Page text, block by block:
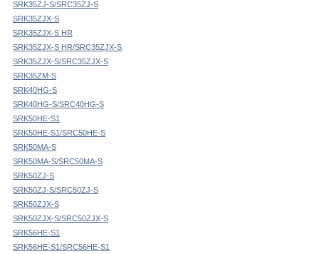
SRK35ZJ-S/SRC35ZJ-S
SRK35ZJX-S
SRK35ZJX-S HR
SRK35ZJX-S HR/SRC35ZJX-S
SRK35ZJX-S/SRC35ZJX-S
SRK35ZM-S
SRK40HG-S
SRK40HG-S/SRC40HG-S
SRK50HE-S1
SRK50HE-S1/SRC50HE-S
SRK50MA-S
SRK50MA-S/SRC50MA-S
SRK50ZJ-S
SRK50ZJ-S/SRC50ZJ-S
SRK50ZJX-S
SRK50ZJX-S/SRC50ZJX-S
SRK56HE-S1
SRK56HE-S1/SRC56HE-S1